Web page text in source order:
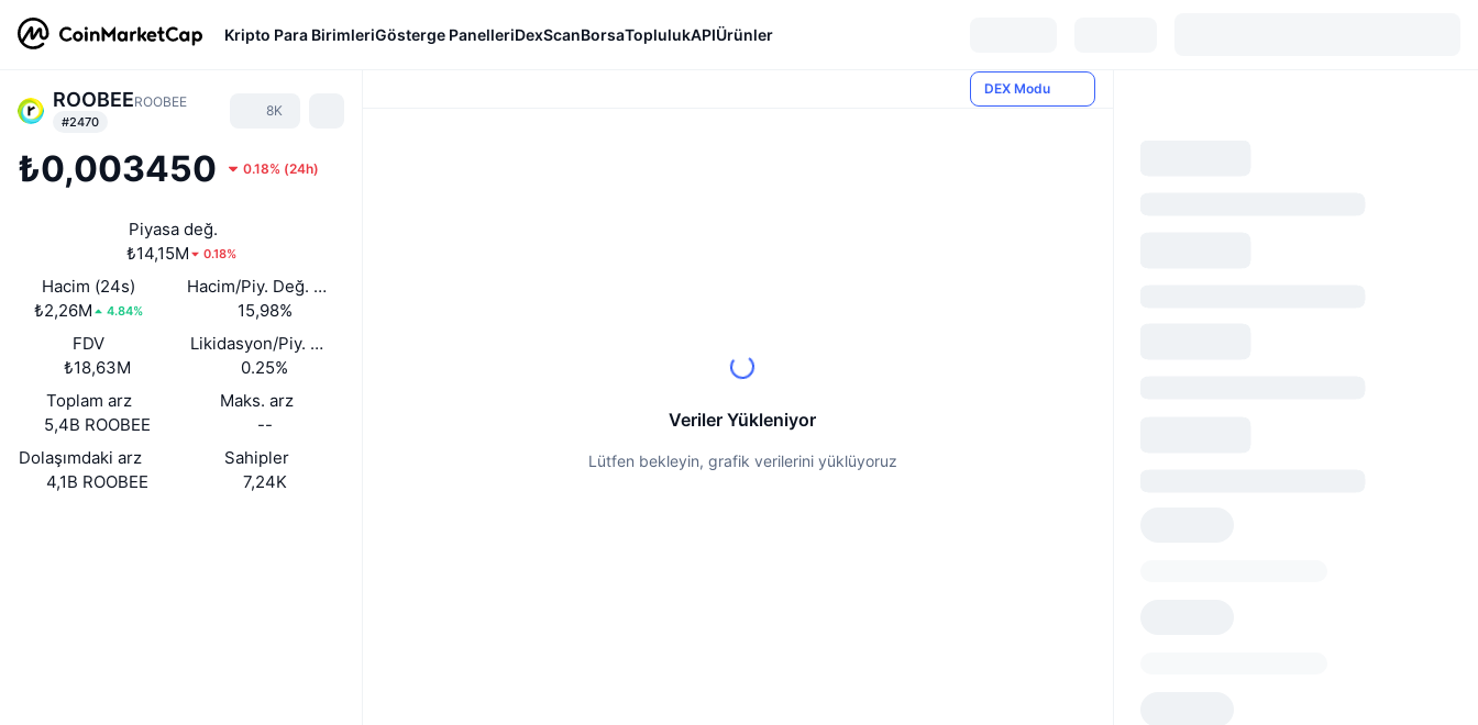
Kripto Para BirimleriGösterge PanelleriDexScanBorsaToplulukAPIÜrünler
ROOBEEROOBEE
#2470
8K
₺0,003450 0.18% (24h)
Piyasa değ.
₺14,15M
0.18%
Hacim (24s)
₺2,26M
4.84%
Hacim/Piy. Değ. (24s)
15,98%
FDV
₺18,63M
Likidasyon/Piy. Değ.
0.25%
Toplam arz
5,4B ROOBEE
Maks. arz
--
Dolaşımdaki arz
4,1B ROOBEE
Sahipler
7,24K
DEX Modu
Veriler Yükleniyor
Lütfen bekleyin, grafik verilerini yüklüyoruz